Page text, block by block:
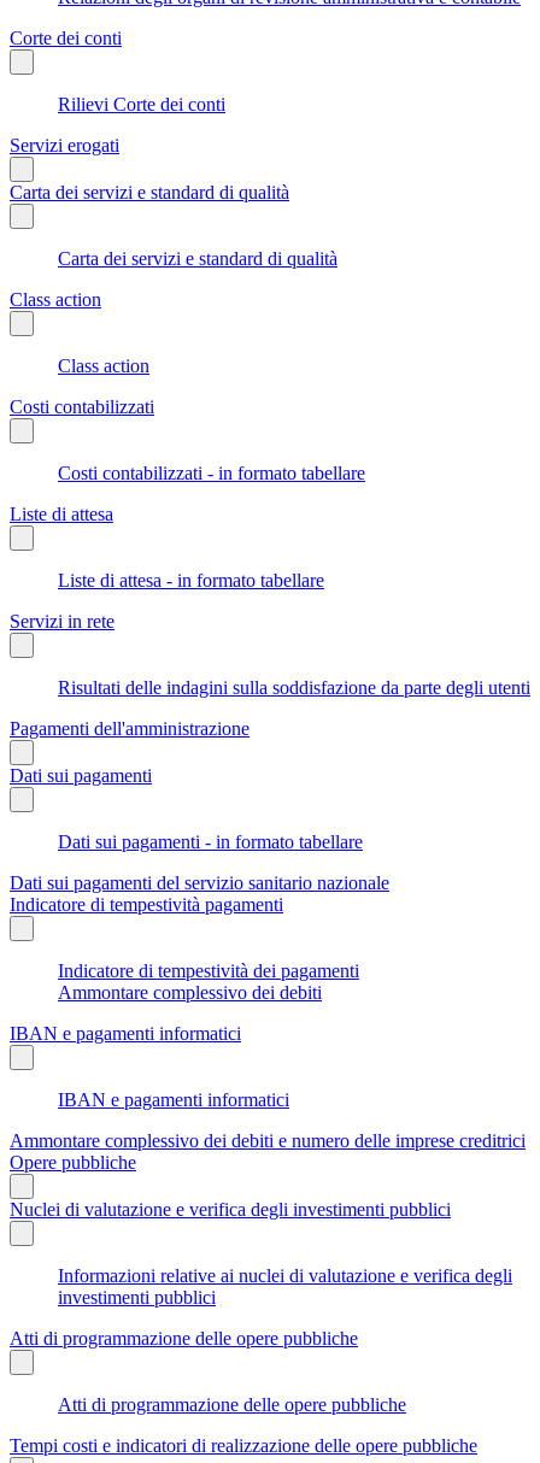
Corte dei conti
Rilievi Corte dei conti
Servizi erogati
Carta dei servizi e standard di qualità
Carta dei servizi e standard di qualità
Class action
Class action
Costi contabilizzati
Costi contabilizzati - in formato tabellare
Liste di attesa
Liste di attesa - in formato tabellare
Servizi in rete
Risultati delle indagini sulla soddisfazione da parte degli utenti
Pagamenti dell'amministrazione
Dati sui pagamenti
Dati sui pagamenti - in formato tabellare
Dati sui pagamenti del servizio sanitario nazionale
Indicatore di tempestività pagamenti
Indicatore di tempestività dei pagamenti
Ammontare complessivo dei debiti
IBAN e pagamenti informatici
IBAN e pagamenti informatici
Ammontare complessivo dei debiti e numero delle imprese creditrici
Opere pubbliche
Nuclei di valutazione e verifica degli investimenti pubblici
Informazioni relative ai nuclei di valutazione e verifica degli
investimenti pubblici
Atti di programmazione delle opere pubbliche
Atti di programmazione delle opere pubbliche
Tempi costi e indicatori di realizzazione delle opere pubbliche